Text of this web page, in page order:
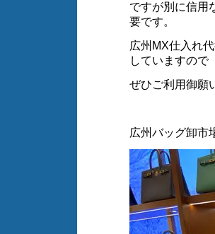
ですが別に信用
要です。
広州MX仕入れ
していますので
ぜひご利用御願
広州バッグ卸市